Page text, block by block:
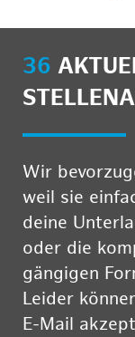
36
Wir
weil sie
deine
oder die
gängigen
Leider
E-Mail